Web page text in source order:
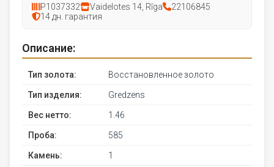
P1037332 Vaidelotes 14, Rīga
22106845
14 дн. гарантия
Описание:
Тип золота: Восстановленное золото
Тип изделия: Gredzens
Вес нетто: 1.46
Проба: 585
Камень: 1